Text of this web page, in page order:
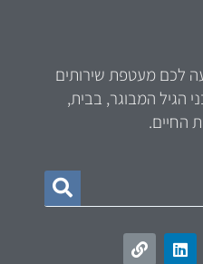
לכם מעטפת שירותים
הגיל המבוגר, בבית,
החיים.